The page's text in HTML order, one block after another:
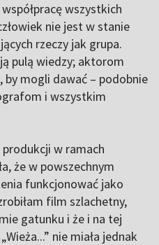
wszystkich
nie jest w stanie
rzeczy jak grupa.
pulą wiedzy; aktorom
mogli dawać – podobnie
i wszystkim
w ramach
że w powszechnym
funkcjonować jako
film szlachetny,
gatunku i że i na tej
nie miała jednak